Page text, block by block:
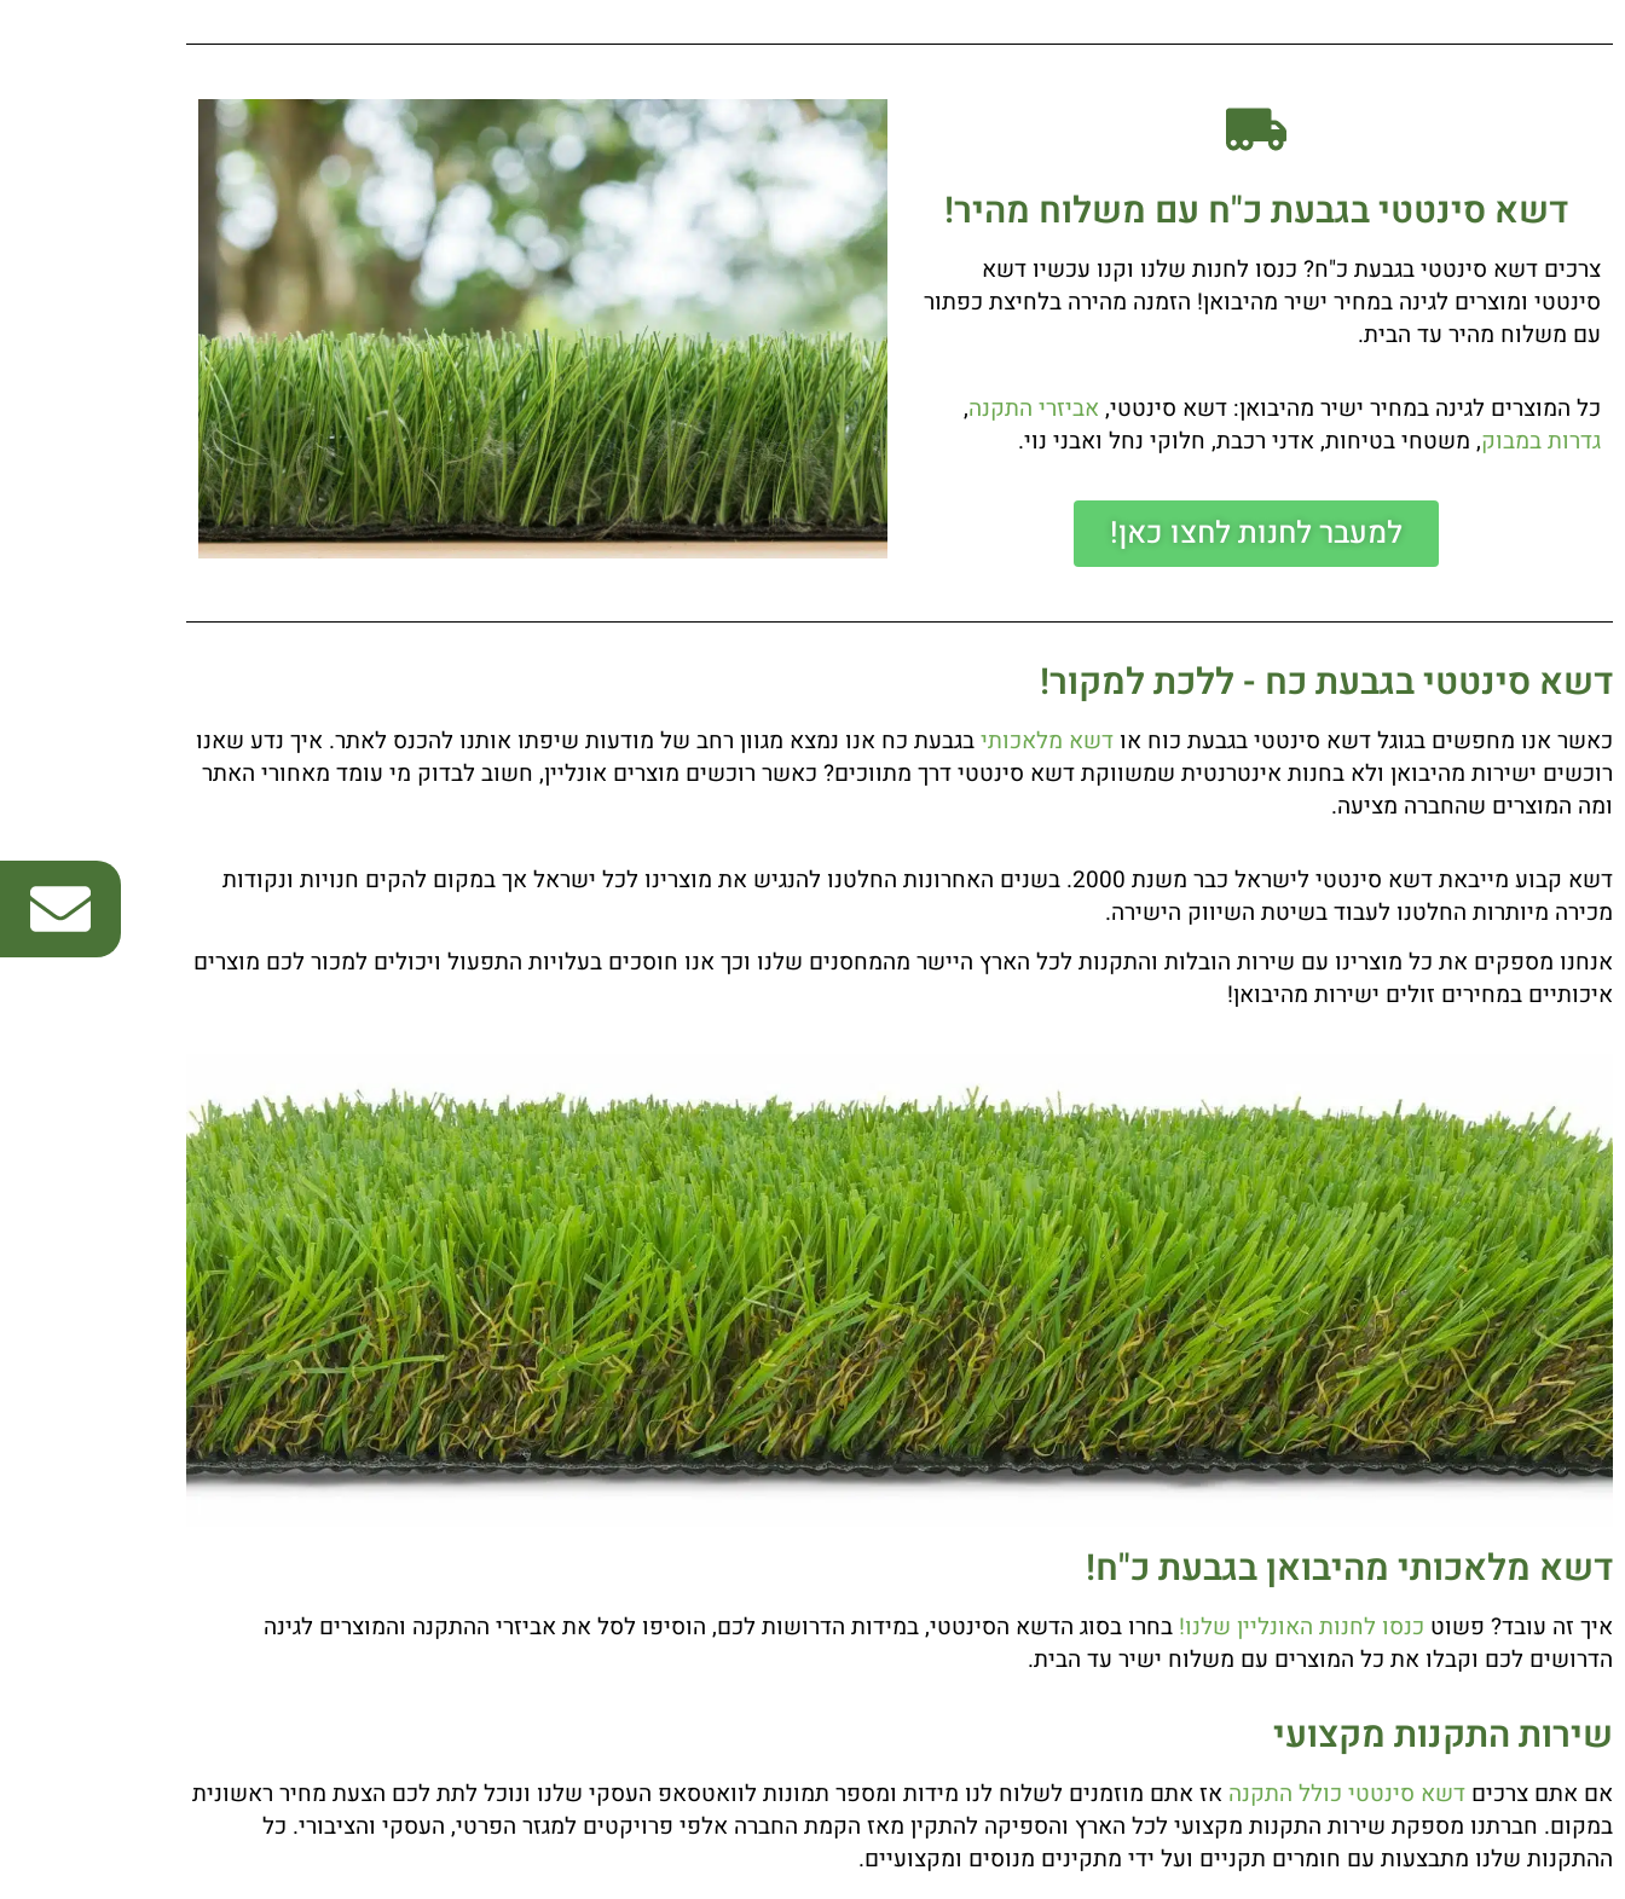
דשא סינטטי בגבעת כ"ח עם משלוח מהיר!
צרכים דשא סינטטי בגבעת כ"ח? כנסו לחנות שלנו וקנו עכשיו דשא
סינטטי ומוצרים לגינה במחיר ישיר מהיבואן! הזמנה מהירה בלחיצת כפתור
עם משלוח מהיר עד הבית.
כל המוצרים לגינה במחיר ישיר מהיבואן: דשא סינטטי, אביזרי התקנה,
גדרות במבוק, משטחי בטיחות, אדני רכבת, חלוקי נחל ואבני נוי.
למעבר לחנות לחצו כאן!
דשא סינטטי בגבעת כח - ללכת למקור!
כאשר אנו מחפשים בגוגל דשא סינטטי בגבעת כוח או דשא מלאכותיבגבעת כח אנו נמצא מגוון רחב של מודעות שיפתו אותנו להכנס לאתר. איך נדע שאנו
רוכשים ישירות מהיבואן ולא בחנות אינטרנטית שמשווקת דשא סינטטי דרך מתווכים? כאשר רוכשים מוצרים אונליין, חשוב לבדוק מי עומד מאחורי האתר
ומה המוצרים שהחברה מציעה.
דשא קבוע מייבאת דשא סינטטי לישראל כבר משנת 2000. בשנים האחרונות החלטנו להנגיש את מוצרינו לכל ישראל אך במקום להקים חנויות ונקודות
מכירה מיותרות החלטנו לעבוד בשיטת השיווק הישירה.
אנחנו מספקים את כל מוצרינו עם שירות הובלות והתקנות לכל הארץ היישר מהמחסנים שלנו וכך אנו חוסכים בעלויות התפעול ויכולים למכור לכם מוצרים
איכותיים במחירים זולים ישירות מהיבואן!
דשא מלאכותי מהיבואן בגבעת כ"ח!
איך זה עובד? פשוט כנסו לחנות האונליין שלנו! בחרו בסוג הדשא הסינטטי, במידות הדרושות לכם, הוסיפו לסל את אביזרי ההתקנה והמוצרים לגינה
הדרושים לכם וקבלו את כל המוצרים עם משלוח ישיר עד הבית.
שירות התקנות מקצועי
אם אתם צרכים דשא סינטטי כולל התקנה אז אתם מוזמנים לשלוח לנו מידות ומספר תמונות לוואטסאפ העסקי שלנו ונוכל לתת לכם הצעת מחיר ראשונית
במקום. חברתנו מספקת שירות התקנות מקצועי לכל הארץ והספיקה להתקין מאז הקמת החברה אלפי פרויקטים למגזר הפרטי, העסקי והציבורי. כל
ההתקנות שלנו מתבצעות עם חומרים תקניים ועל ידי מתקינים מנוסים ומקצועיים.